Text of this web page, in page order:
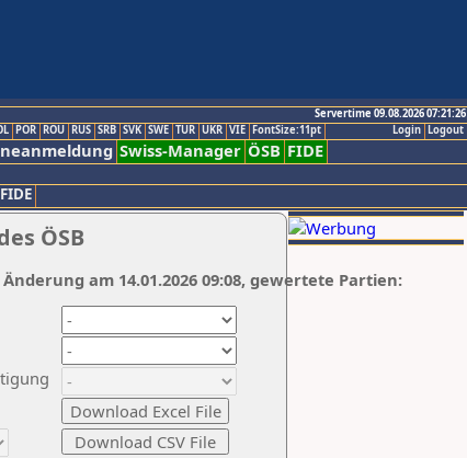
Servertime 09.08.2026 07:21:26
Logout
Login
POR ROU RUS SRB SVK SWE TUR UKR VIE FontSize:11pt
Swiss-Manager ÖSB FIDE
ÖSB
am 14.01.2026 09:08, gewertete Partien: